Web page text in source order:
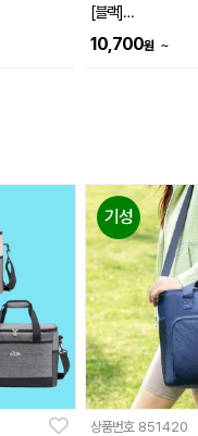
[블랙]
10,700원 ~
기성
상품번호 851420